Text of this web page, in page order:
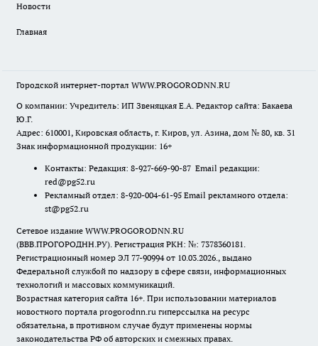
Новости
Главная
Городской интернет-портал WWW.PROGORODNN.RU
О компании: Учредитель: ИП Звеняцкая Е.А. Редактор сайта: Бакаева
Ю.Г.
Адрес: 610001, Кировская область, г. Киров, ул. Азина, дом № 80, кв. 31
Знак информационной продукции: 16+
Контакты: Редакция: 8-927-669-90-87 Email редакции:
red@pg52.ru
Рекламный отдел: 8-920-004-61-95 Email рекламного отдела:
st@pg52.ru
Сетевое издание WWW.PROGORODNN.RU
(ВВВ.ПРОГОРОДНН.РУ). Регистрация РКН: №: 7378360181.
Регистрационный номер ЭЛ 77-90994 от 10.03.2026., выдано
Федеральной службой по надзору в сфере связи, информационных
технологий и массовых коммуникаций.
Возрастная категория сайта 16+. При использовании материалов
новостного портала progorodnn.ru гиперссылка на ресурс
обязательна, в противном случае будут применены нормы
законодательства РФ об авторских и смежных правах.